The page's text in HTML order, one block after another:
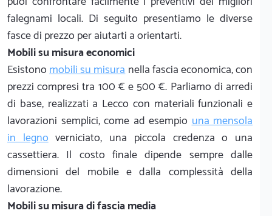
falegnami locali. Di seguito presentiamo le diverse
fasce di prezzo per aiutarti a orientarti.
Mobili su misura economici
Esistonomobili su misuranella fascia economica, con
prezzi compresi tra 100 € e 500 €. Parliamo di arredi
di base, realizzati a Lecco con materiali funzionali e
lavorazioni semplici, come ad esempiouna mensola
in legnoverniciato, una piccola credenza o una
cassettiera. Il costo finale dipende sempre dalle
dimensioni del mobile e dalla complessità della
lavorazione.
Mobili su misura di fascia media